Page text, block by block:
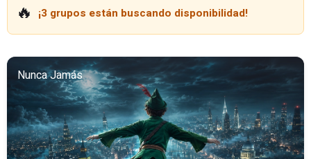
🔥 ¡3 grupos están buscando disponibilidad!
Nunca Jamás